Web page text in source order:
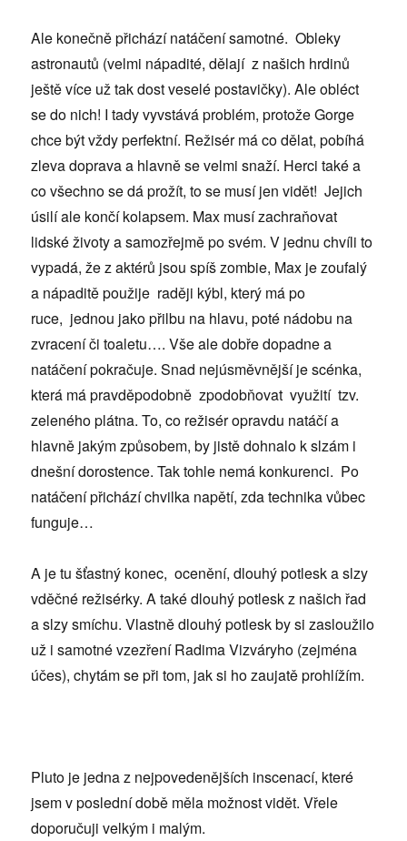
Ale konečně přichází natáčení samotné. Obleky
astronautů (velmi nápadité, dělají z našich hrdinů
ještě více už tak dost veselé postavičky). Ale obléct
se do nich! I tady vyvstává problém, protože Gorge
chce být vždy perfektní. Režisér má co dělat, pobíhá
zleva doprava a hlavně se velmi snaží. Herci také a
co všechno se dá prožít, to se musí jen vidět! Jejich
úsilí ale končí kolapsem. Max musí zachraňovat
lidské životy a samozřejmě po svém. V jednu chvíli to
vypadá, že z aktérů jsou spíš zombie, Max je zoufalý
a nápaditě použije raději kýbl, který má po
ruce, jednou jako přilbu na hlavu, poté nádobu na
zvracení či toaletu…. Vše ale dobře dopadne a
natáčení pokračuje. Snad nejúsměvnější je scénka,
která má pravděpodobně zpodobňovat využití tzv.
zeleného plátna. To, co režisér opravdu natáčí a
hlavně jakým způsobem, by jistě dohnalo k slzám i
dnešní dorostence. Tak tohle nemá konkurenci. Po
natáčení přichází chvilka napětí, zda technika vůbec
funguje…
A je tu šťastný konec, ocenění, dlouhý potlesk a slzy
vděčné režisérky. A také dlouhý potlesk z našich řad
a slzy smíchu. Vlastně dlouhý potlesk by si zasloužilo
už i samotné vzezření Radima Vizváryho (zejména
účes), chytám se při tom, jak si ho zaujatě prohlížím.
Pluto je jedna z nejpovedenějších inscenací, které
jsem v poslední době měla možnost vidět. Vřele
doporučuji velkým i malým.